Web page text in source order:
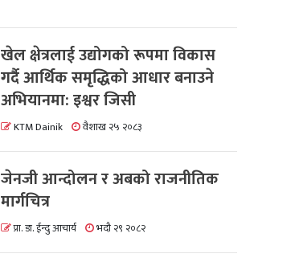
खेल क्षेत्रलाई उद्योगको रूपमा विकास
गर्दै आर्थिक समृद्धिको आधार बनाउने
अभियानमा: इश्वर जिसी
KTM Dainik वैशाख २५ २०८३
जेनजी आन्दोलन र अबको राजनीतिक
मार्गचित्र
प्रा. डा. ईन्दु आचार्य भदौ २९ २०८२